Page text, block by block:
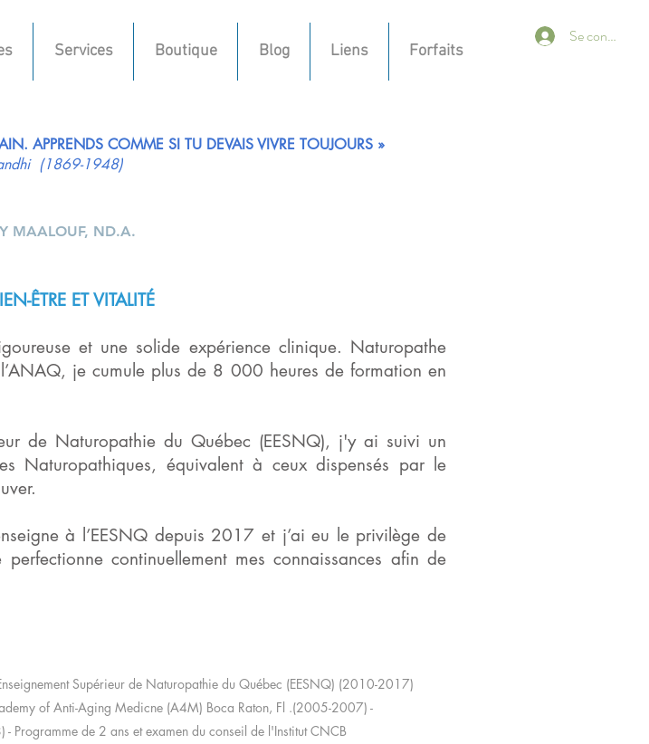
Se connecter
Services Boutique Blog Liens Forfaits
APPRENDS COMME SI TU DEVAIS VIVRE TOUJOURS »
(1869-1948)
MAALOUF, ND.A.
ÊTRE ET VITALITÉ
et une solide expérience clinique. Naturopathe
je cumule plus de 8 000 heures de formation en
de Naturopathie du Québec (EESNQ), j'y ai suivi un
Naturopathiques, équivalent à ceux dispensés par le
à l’EESNQ depuis 2017 et j’ai eu le privilège de
continuellement mes connaissances afin de
Supérieur de Naturopathie du Québec (EESNQ) (2010-2017)
of Anti-Aging Medicne (A4M) Boca Raton, Fl .(2005-2007) -
Programme de 2 ans et examen du conseil de l'Institut CNCB